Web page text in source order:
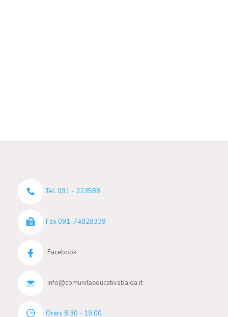
Tel. 091 - 223588
Fax 091-74828339
Facebook
info@comunitaeducativabaida.it
Orari: 8:30 - 19:00